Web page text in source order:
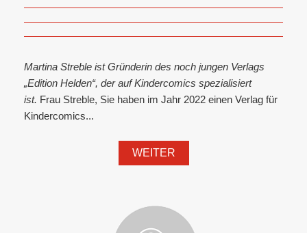
Martina Streble ist Gründerin des noch jungen Verlags
„Edition Helden“, der auf Kindercomics spezialisiert
ist. Frau Streble, Sie haben im Jahr 2022 einen Verlag für
Kindercomics...
WEITER